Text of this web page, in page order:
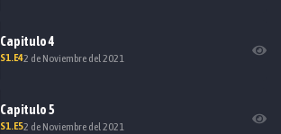
Capitulo4
S1.E42 de Noviembre del 2021
Capitulo5
S1.E52 de Noviembre del 2021